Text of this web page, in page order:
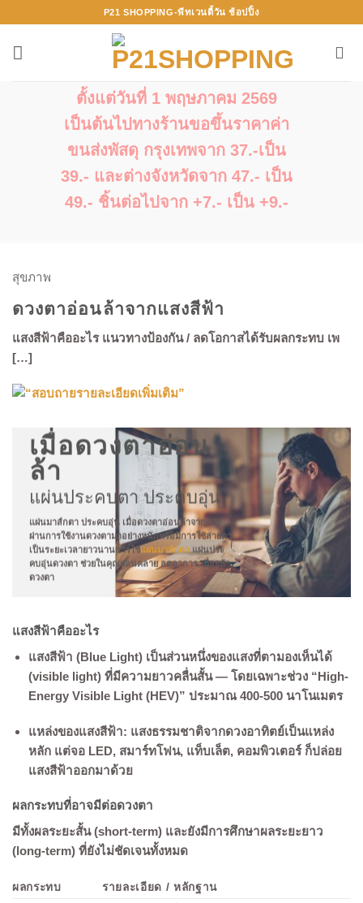
ไป
P21 SHOPPING-พีทเวนตี้วัน ช้อปปิ้ง
ตั้งแต่วันที่ 1 พฤษภาคม 2569
เป็นต้นไปทางร้านขอขึ้นราคาค่า
ขนส่งพัสดุ กรุงเทพจาก 37.-เป็น
39.- และต่างจังหวัดจาก 47.- เป็น
49.- ชิ้นต่อไปจาก +7.- เป็น +9.-
สุขภาพ
ดวงตาอ่อนล้าจากแสงสีฟ้า
แสงสีฟ้าคืออะไร แนวทางป้องกัน / ลดโอกาสได้รับผลกระทบ เพ
[…]
เมื่อดวงตาอ่อน
ล้า
แผ่นประคบตา ประคบอุ่น
แผ่นมาส์กตา ประคบอุ่น เมื่อดวงตาอ่อนล้าจากการ
ผ่านการใช้งานดวงตามาอย่างหนักหรือมีการใช้สายตา
เป็นระยะเวลายาวนานการใช้แผ่นมาส์กตาแผ่นประ
คบอุ่นดวงตา ช่วยในคุณผ่อนคลาย ลดอาการ เมื่อยล้า
ดวงตา
แสงสีฟ้าคืออะไร
แสงสีฟ้า (Blue Light) เป็นส่วนหนึ่งของแสงที่ตามองเห็นได้
(visible light) ที่มีความยาวคลื่นสั้น — โดยเฉพาะช่วง “High-
Energy Visible Light (HEV)” ประมาณ 400-500 นาโนเมตร
แหล่งของแสงสีฟ้า: แสงธรรมชาติจากดวงอาทิตย์เป็นแหล่ง
หลัก แต่จอ LED, สมาร์ทโฟน, แท็บเล็ต, คอมพิวเตอร์ ก็ปล่อย
แสงสีฟ้าออกมาด้วย
ผลกระทบที่อาจมีต่อดวงตา
มีทั้งผลระยะสั้น (short-term) และยังมีการศึกษาผลระยะยาว
(long-term) ที่ยังไม่ชัดเจนทั้งหมด
ผลกระทบ
รายละเอียด / หลักฐาน